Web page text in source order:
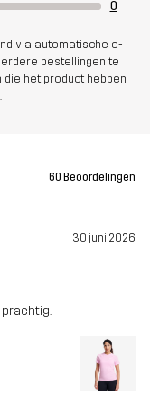
0
via automatische e-
bestellingen te
het product hebben
60 Beoordelingen
30 juni 2026
prachtig.